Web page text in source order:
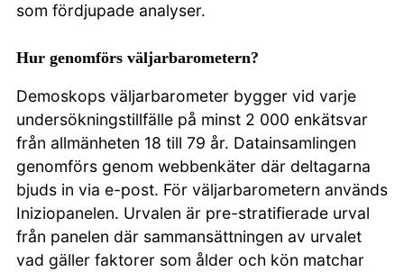
som fördjupade analyser.
Hur genomförs väljarbarometern?
Demoskops väljarbarometer bygger vid varje
undersökningstillfälle på minst 2 000 enkätsvar
från allmänheten 18 till 79 år. Datainsamlingen
genomförs genom webbenkäter där deltagarna
bjuds in via e-post. För väljarbarometern används
Iniziopanelen. Urvalen är pre-stratifierade urval
från panelen där sammansättningen av urvalet
vad gäller faktorer som ålder och kön matchar